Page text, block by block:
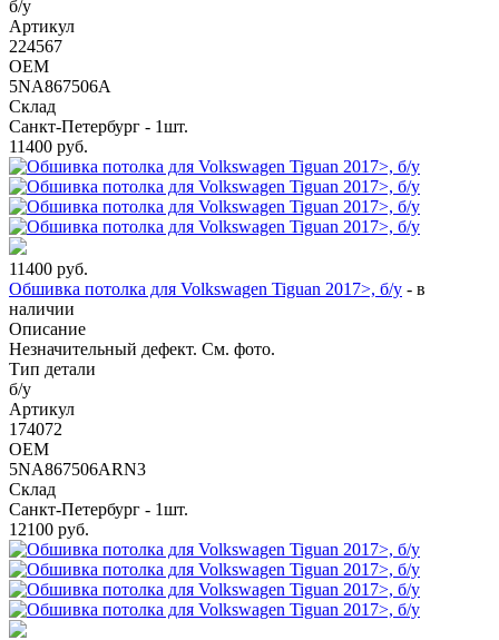
б/у
Артикул
224567
OEM
5NA867506A
Склад
Санкт-Петербург - 1шт.
11400 руб.
11400 руб.
Обшивка потолка для Volkswagen Tiguan 2017>, б/у - в
наличии
Описание
Незначительный дефект. См. фото.
Тип детали
б/у
Артикул
174072
OEM
5NA867506ARN3
Склад
Санкт-Петербург - 1шт.
12100 руб.